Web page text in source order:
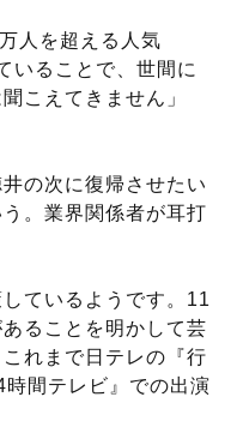
人を超える人気
いることで、世間に
こえてきません」
の次に復帰させたい
。業界関係者が耳打
ているようです。11
ることを明かして芸
れまで日テレの『行
間テレビ』での出演